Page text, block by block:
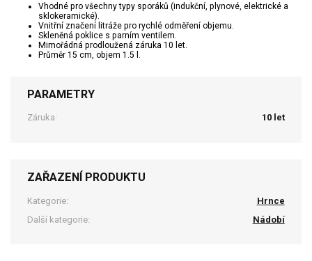
Vhodné pro všechny typy sporáků (indukční, plynové, elektrické a
sklokeramické).
Vnitřní značení litráže pro rychlé odměření objemu.
Skleněná poklice s parním ventilem.
Mimořádná prodloužená záruka 10 let.
Průměr 15 cm, objem 1.5 l.
PARAMETRY
Záruka: 10 let
ZAŘAZENÍ PRODUKTU
Kategorie:
Hrnce
Další kategorie:
Nádobí